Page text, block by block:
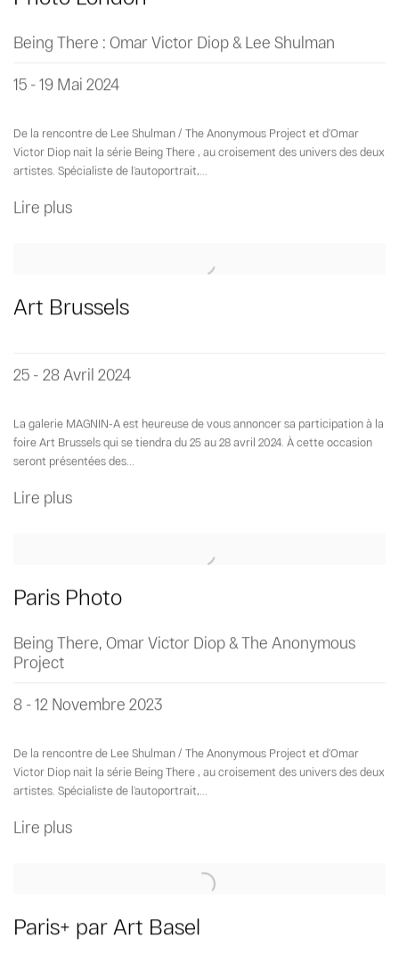
Being There : Omar Victor Diop & Lee Shulman
15 - 19 Mai 2024
De la rencontre de Lee Shulman / The Anonymous Project et d’Omar
Victor Diop nait la série Being There , au croisement des univers des deux
artistes. Spécialiste de l’autoportrait,...
Lire plus
Art Brussels
25 - 28 Avril 2024
La galerie MAGNIN-A est heureuse de vous annoncer sa participation à la
foire Art Brussels qui se tiendra du 25 au 28 avril 2024. À cette occasion
seront présentées des...
Lire plus
Paris Photo
Being There, Omar Victor Diop & The Anonymous
Project
8 - 12 Novembre 2023
De la rencontre de Lee Shulman / The Anonymous Project et d’Omar
Victor Diop nait la série Being There , au croisement des univers des deux
artistes. Spécialiste de l’autoportrait,...
Lire plus
Paris+ par Art Basel